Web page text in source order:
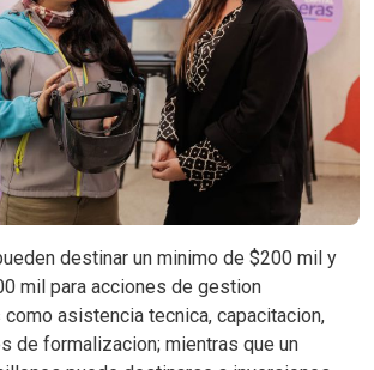
destinar un minimo de $200 mil y
mil para acciones de gestion
asistencia tecnica, capacitacion,
de formalizacion; mientras que un